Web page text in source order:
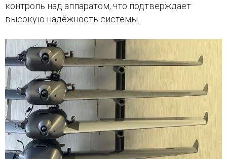
контроль над аппаратом, что подтверждает
высокую надёжность системы.